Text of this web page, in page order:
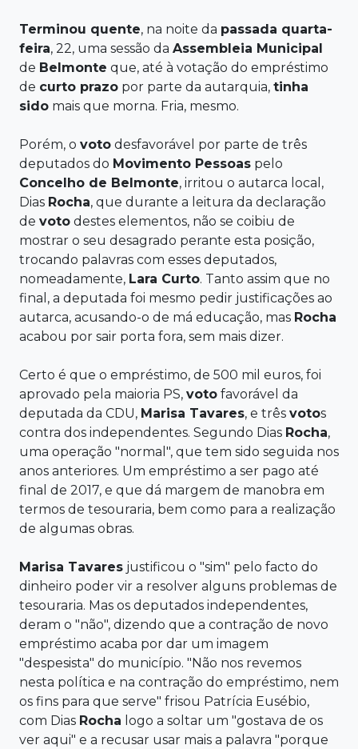
Terminou quente, na noite da passada quarta-
feira, 22, uma sessão da Assembleia Municipal
de Belmonte que, até à votação do empréstimo
de curto prazo por parte da autarquia, tinha
sido mais que morna. Fria, mesmo.
Porém, o voto desfavorável por parte de três
deputados do Movimento Pessoas pelo
Concelho de Belmonte, irritou o autarca local,
Dias Rocha, que durante a leitura da declaração
de voto destes elementos, não se coibiu de
mostrar o seu desagrado perante esta posição,
trocando palavras com esses deputados,
nomeadamente, Lara Curto. Tanto assim que no
final, a deputada foi mesmo pedir justificações ao
autarca, acusando-o de má educação, mas Rocha
acabou por sair porta fora, sem mais dizer.
Certo é que o empréstimo, de 500 mil euros, foi
aprovado pela maioria PS, voto favorável da
deputada da CDU, Marisa Tavares, e três votos
contra dos independentes. Segundo Dias Rocha,
uma operação "normal", que tem sido seguida nos
anos anteriores. Um empréstimo a ser pago até
final de 2017, e que dá margem de manobra em
termos de tesouraria, bem como para a realização
de algumas obras.
Marisa Tavares justificou o "sim" pelo facto do
dinheiro poder vir a resolver alguns problemas de
tesouraria. Mas os deputados independentes,
deram o "não", dizendo que a contração de novo
empréstimo acaba por dar um imagem
"despesista" do município. "Não nos revemos
nesta política e na contração do empréstimo, nem
os fins para que serve" frisou Patrícia Eusébio,
com Dias Rocha logo a soltar um "gostava de os
ver aqui" e a recusar usar mais a palavra "porque